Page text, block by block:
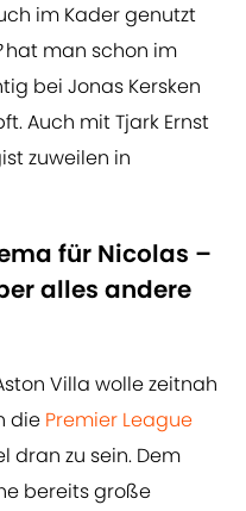
im Kader genutzt
hat man schon im
bei Jonas Kersken
Auch mit Tjark Ernst
zuweilen in
für Nicolas –
alles andere
Villa wolle zeitnah
die Premier League
dran zu sein. Dem
bereits große